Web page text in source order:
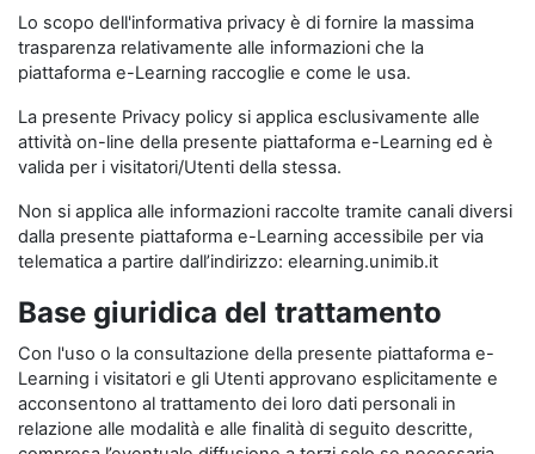
Lo scopo dell'informativa privacy è di fornire la massima
trasparenza relativamente alle informazioni che la
piattaforma e-Learning raccoglie e come le usa.
La presente Privacy policy si applica esclusivamente alle
attività on-line della presente piattaforma e-Learning ed è
valida per i visitatori/Utenti della stessa.
Non si applica alle informazioni raccolte tramite canali diversi
dalla presente piattaforma e-Learning accessibile per via
telematica a partire dall’indirizzo: elearning.unimib.it
Base giuridica del trattamento
Con l'uso o la consultazione della presente piattaforma e-
Learning i visitatori e gli Utenti approvano esplicitamente e
acconsentono al trattamento dei loro dati personali in
relazione alle modalità e alle finalità di seguito descritte,